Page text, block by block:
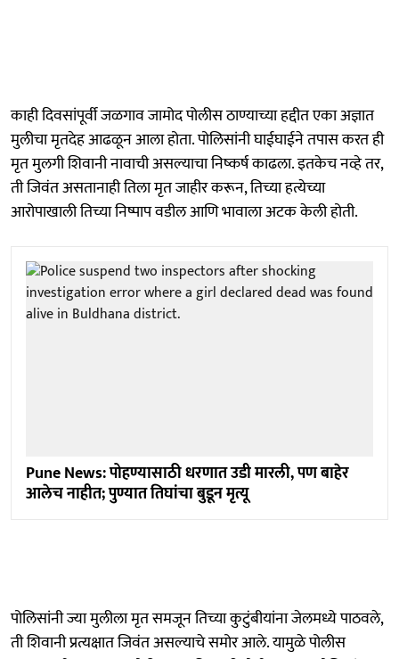
काही दिवसांपूर्वी जळगाव जामोद पोलीस ठाण्याच्या हद्दीत एका अज्ञात
मुलीचा मृतदेह आढळून आला होता. पोलिसांनी घाईघाईने तपास करत ही
मृत मुलगी शिवानी नावाची असल्याचा निष्कर्ष काढला. इतकेच नव्हे तर,
ती जिवंत असतानाही तिला मृत जाहीर करून, तिच्या हत्येच्या
आरोपाखाली तिच्या निष्पाप वडील आणि भावाला अटक केली होती.
Pune News: पोहण्यासाठी धरणात उडी मारली, पण बाहेर
आलेच नाहीत; पुण्यात तिघांचा बुडून मृत्यू
पोलिसांनी ज्या मुलीला मृत समजून तिच्या कुटुंबीयांना जेलमध्ये पाठवले,
ती शिवानी प्रत्यक्षात जिवंत असल्याचे समोर आले. यामुळे पोलीस